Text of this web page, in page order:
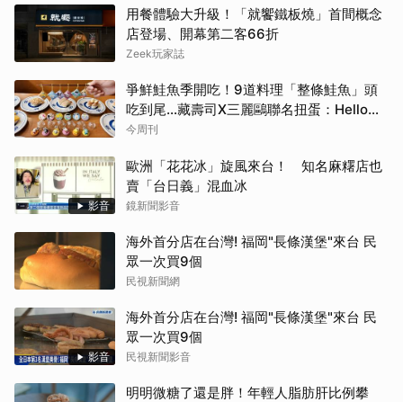
用餐體驗大升級！「就饗鐵板燒」首間概念
店登場、開幕第二客66折
Zeek玩家誌
爭鮮鮭魚季開吃！9道料理「整條鮭魚」頭
吃到尾…藏壽司X三麗鷗聯名扭蛋：Hello
Kitty、酷洛米18款全搜集
今周刊
影音
歐洲「花花冰」旋風來台！ 知名麻糬店也
賣「台日義」混血冰
鏡新聞影音
海外首分店在台灣! 福岡"長條漢堡"來台 民
眾一次買9個
民視新聞網
影音
海外首分店在台灣! 福岡"長條漢堡"來台 民
眾一次買9個
民視新聞影音
明明微糖了還是胖！年輕人脂肪肝比例攀